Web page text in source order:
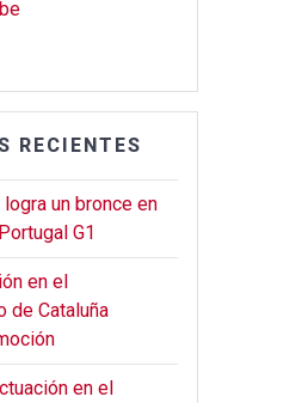
RECIENTES
un bronce en
G1
en el
de Cataluña
en el